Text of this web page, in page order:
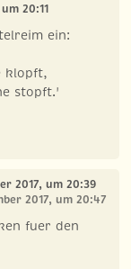
20:11
ein:
klopft,
stopft.'
2017, um 20:39
2017, um 20:47
fuer den